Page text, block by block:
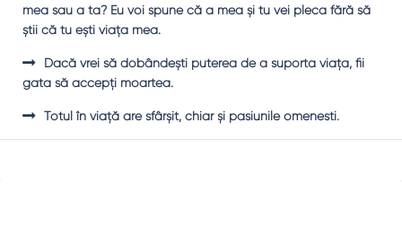
mea sau a ta? Eu voi spune că a mea şi tu vei pleca fără să
ştii că tu eşti viaţa mea.
Dacă vrei să dobândeşti puterea de a suporta viaţa, fii
gata să accepţi moartea.
Totul în viaţă are sfârşit, chiar şi pasiunile omenesti.